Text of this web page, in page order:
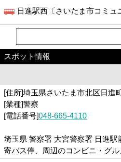
日進駅西〔さいたま市コミュ
スポット情報
[住所]埼玉県さいたま市北区日進
[業種]警察
[電話番号]048-665-4110
埼玉県 警察署 大宮警察署 日進
寄バス停、周辺のコンビニ・グ